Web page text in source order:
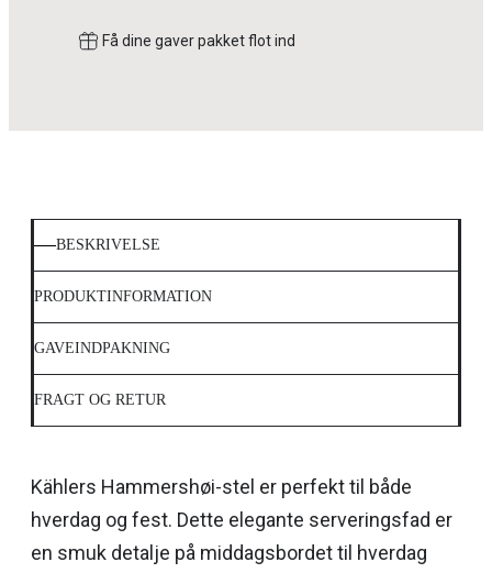
Få dine gaver pakket flot ind
BESKRIVELSE
PRODUKTINFORMATION
GAVEINDPAKNING
FRAGT OG RETUR
Kählers Hammershøi-stel er perfekt til både
hverdag og fest. Dette elegante serveringsfad er
en smuk detalje på middagsbordet til hverdag